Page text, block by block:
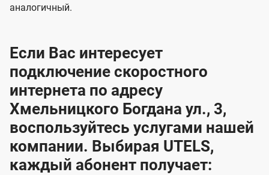
аналогичный.
Если Вас интересует
подключение скоростного
интернета по адресу
Хмельницкого Богдана ул., 3,
воспользуйтесь услугами нашей
компании. Выбирая UTELS,
каждый абонент получает: